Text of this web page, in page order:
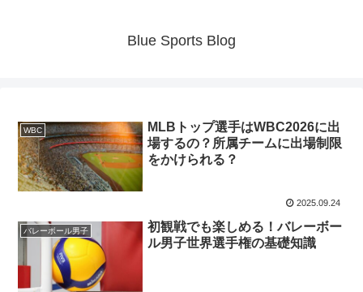
Blue Sports Blog
WBC
MLBトップ選手はWBC2026に出
場するの？所属チームに出場制限
をかけられる？
2025.09.24
バレーボール男子
初観戦でも楽しめる！バレーボー
ル男子世界選手権の基礎知識